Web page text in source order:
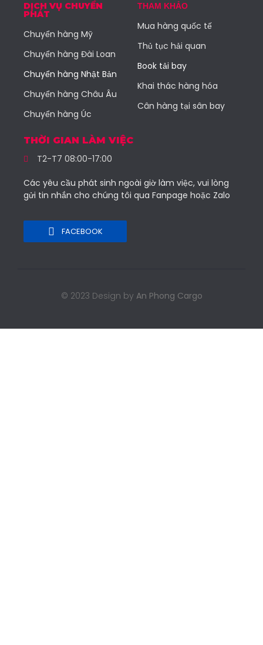
DỊCH VỤ CHUYỂN
PHÁT
Chuyển hàng Mỹ
Chuyển hàng Đài Loan
Chuyển hàng Nhật Bản
Chuyển hàng Châu Âu
Chuyển hàng Úc
THAM KHẢO
Mua hàng quốc tế
Thủ tục hải quan
Book tải bay
Khai thác hàng hóa
Cân hàng tại sân bay
THỜI GIAN LÀM VIỆC
T2-T7 08:00-17:00
Các yêu cầu phát sinh ngoài giờ làm việc, vui lòng
gửi tin nhắn cho chúng tôi qua Fanpage hoặc Zalo
FACEBOOK
© 2023 Design by An Phong Cargo